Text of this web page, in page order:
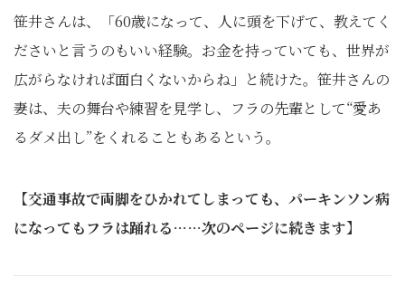
笹井さんは、「60歳になって、人に頭を下げて、教えてく
ださいと言うのもいい経験。お金を持っていても、世界が
広がらなければ面白くないからね」と続けた。笹井さんの
妻は、夫の舞台や練習を見学し、フラの先輩として“愛あ
るダメ出し”をくれることもあるという。
【交通事故で両脚をひかれてしまっても、パーキンソン病
になってもフラは踊れる……次のページに続きます】